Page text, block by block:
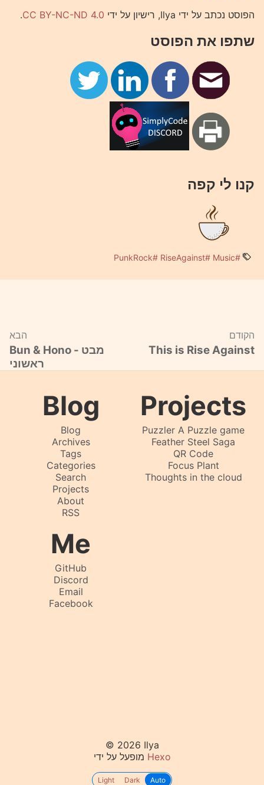
הפוסט נכתב על ידי Ilya, רישיון על ידי CC BY-NC-ND 4.0
.
שתפו את הפוסט
קנו לי קפה
#Music
#RiseAgainst
#PunkRock
הבא
Bun & Hono - מבט
ראשוני
הקודם
This is Rise Against
Blog
Blog
Archives
Tags
Categories
Search
Projects
About
RSS
Projects
Puzzler A Puzzle game
Feather Steel Saga
QR Code
Focus Plant
Thoughts in the cloud
Me
GitHub
Discord
Email
Facebook
© 2026 Ilya
Hexo
Light Dark Auto